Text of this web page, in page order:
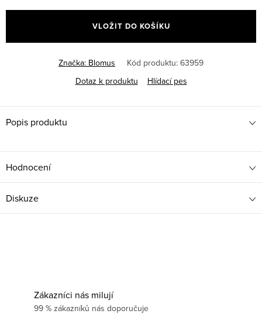
cena:
VLOŽIT DO KOŠÍKU
Značka: Blomus Kód produktu: 63959
Dotaz k produktu
Hlídací pes
Popis produktu
Hodnocení
Diskuze
Zákazníci nás milují
99 % zákazníků nás doporučuje